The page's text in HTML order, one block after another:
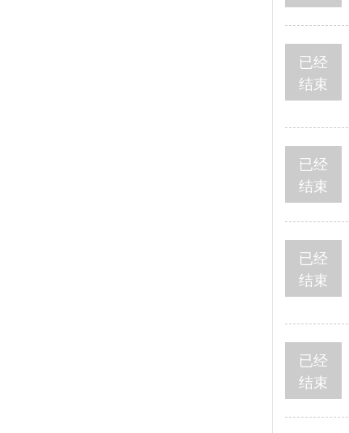
已经
结束
已经
结束
已经
结束
已经
结束